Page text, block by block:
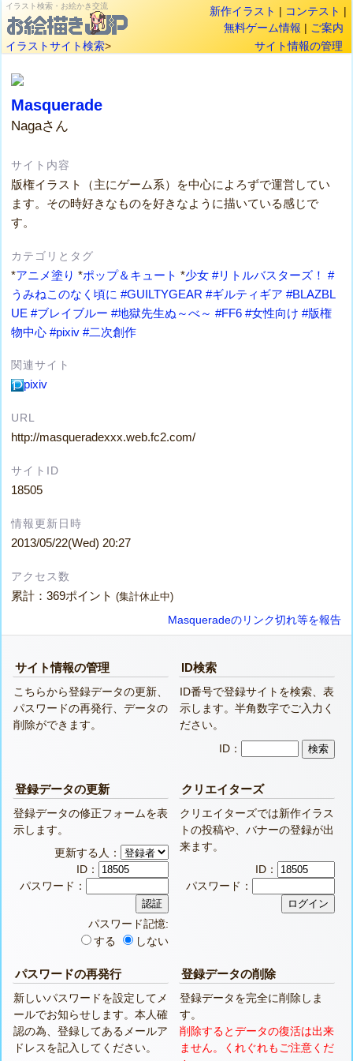
イラスト検索・お絵かき交流 新作イラスト | コンテスト |
無料ゲーム情報 | ご案内
イラストサイト検索> サイト情報の管理
Masquerade
Nagaさん
サイト内容
版権イラスト（主にゲーム系）を中心によろずで運営してい
ます。その時好きなものを好きなように描いている感じで
す。
カテゴリとタグ
*アニメ塗り *ポップ＆キュート *少女 #リトルバスターズ！
#
うみねこのなく頃に #GUILTYGEAR #ギルティギア #BLAZBL
UE #ブレイブルー #地獄先生ぬ～べ～ #FF6 #女性向け #版権
物中心 #pixiv #二次創作
関連サイト
pixiv
URL
http://masqueradexxx.web.fc2.com/
サイトID
18505
情報更新日時
2013/05/22(Wed) 20:27
アクセス数
累計：369ポイント(集計休止中)
Masqueradeのリンク切れ等を報告
サイト情報の管理
こちらから登録データの更新、
パスワードの再発行、データの
削除ができます。
ID検索
ID番号で登録サイトを検索、表
示します。半角数字でご入力く
ださい。
ID：
登録データの更新
登録データの修正フォームを表
示します。
更新する人：
ID：
パスワード：
パスワード記憶:
する
しない
クリエイターズ
クリエイターズでは新作イラス
トの投稿や、バナーの登録が出
来ます。
ID：
パスワード：
パスワードの再発行
新しいパスワードを設定してメ
ールでお知らせします。本人確
認の為、登録してあるメールア
ドレスを記入してください。
登録データの削除
登録データを完全に削除しま
す。
削除するとデータの復活は出来
ません。くれぐれもご注意くだ